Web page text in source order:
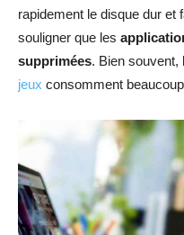
rapidement le disque dur et
souligner que les
supprimées. Bien
jeux consomment